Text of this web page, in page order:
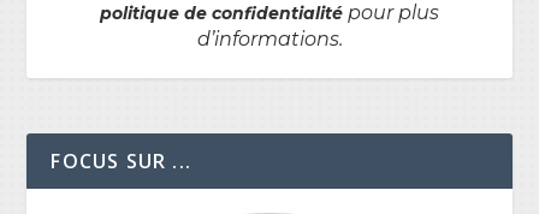
politique de confidentialité pour plus
d’informations.
FOCUS SUR ...